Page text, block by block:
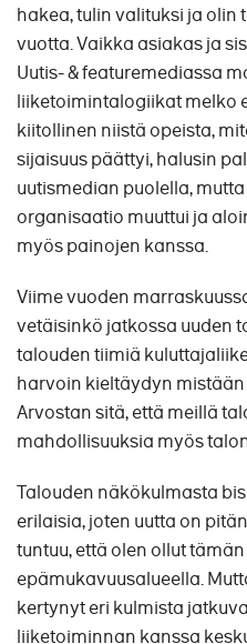
hakea, tulin valituksi ja olin
vuotta. Vaikka asiakas ja
Uutis- & featuremediassa
liiketoimintalogiikat melko
kiitollinen niistä opeista,
sijaisuus päättyi, halusin
uutismedian puolella,
organisaatio muuttui ja
myös painojen kanssa.
Viime vuoden
vetäisinkö jatkossa uuden
talouden tiimiä
harvoin kieltäydyn
Arvostan sitä, että meillä
mahdollisuuksia myös
Talouden näkökulmasta
erilaisia, joten uutta on
tuntuu, että olen ollut
epämukavuusalueella.
kertynyt eri kulmista
liiketoiminnan kanssa